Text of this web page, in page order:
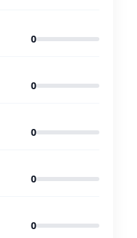
0
0
0
0
0